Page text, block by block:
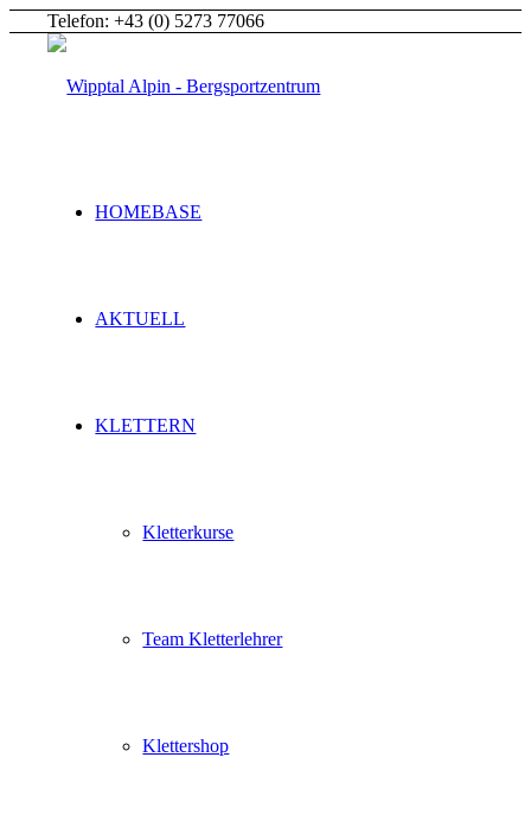
Telefon: +43 (0) 5273 77066
HOMEBASE
AKTUELL
KLETTERN
Kletterkurse
Team Kletterlehrer
Klettershop